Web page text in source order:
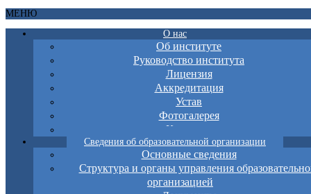
МЕНЮ
О нас
Об институте
Руководство института
Лицензия
Аккредитация
Устав
Фотогалерея
Контакты
Сведения об образовательной организации
Основные сведения
Структура и органы управления
организацией